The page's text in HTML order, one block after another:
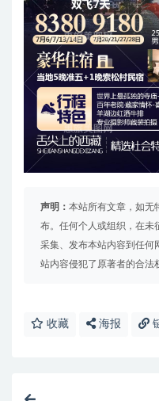
声明： 本站所有文章，如无
布。任何个人或组织，在未
采集、发布本站内容到任何
站内容侵犯了原著者的合法
收藏 海报